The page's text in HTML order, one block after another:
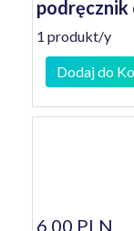
podręcznik
1 produkt/y
Dodaj do
6,00 PLN